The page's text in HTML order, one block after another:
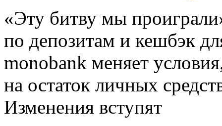
«Эту битву мы
по депозитам и кешбэк
monobank меняет
на остаток личных
Изменения вступят